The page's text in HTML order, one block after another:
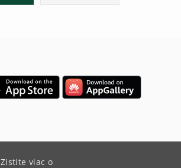
Zistite viac o